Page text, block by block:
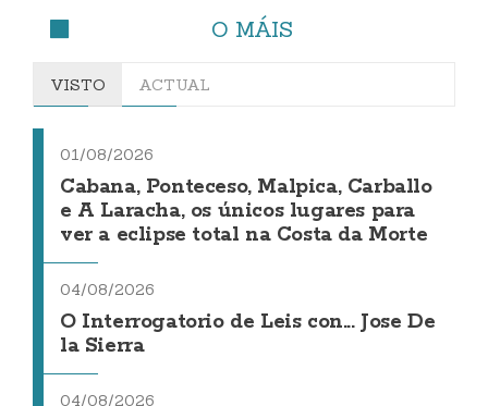
O MÁIS
VISTO ACTUAL
01/08/2026
Cabana, Ponteceso, Malpica, Carballo
e A Laracha, os únicos lugares para
ver a eclipse total na Costa da Morte
04/08/2026
O Interrogatorio de Leis con... Jose De
la Sierra
04/08/2026